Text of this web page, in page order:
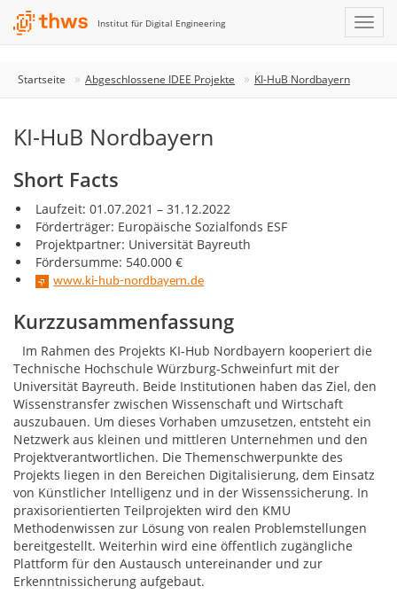
Institut für Digital Engineering
Startseite Abgeschlossene IDEE Projekte KI-HuB Nordbayern
KI-HuB Nordbayern
Short Facts
Laufzeit: 01.07.2021 – 31.12.2022
Förderträger: Europäische Sozialfonds ESF
Projektpartner: Universität Bayreuth
Fördersumme: 540.000 €
www.ki-hub-nordbayern.de
Kurzzusammenfassung
Im Rahmen des Projekts KI-Hub Nordbayern kooperiert die
Technische Hochschule Würzburg-Schweinfurt mit der
Universität Bayreuth. Beide Institutionen haben das Ziel, den
Wissenstransfer zwischen Wissenschaft und Wirtschaft
auszubauen. Um dieses Vorhaben umzusetzen, entsteht ein
Netzwerk aus kleinen und mittleren Unternehmen und den
Projektverantwortlichen. Die Themenschwerpunkte des
Projekts liegen in den Bereichen Digitalisierung, dem Einsatz
von Künstlicher Intelligenz und in der Wissenssicherung. In
praxisorientierten Teilprojekten wird den KMU
Methodenwissen zur Lösung von realen Problemstellungen
bereitgestellt. Weiterhin wird eine öffentlich zugängliche
Plattform für den Austausch untereinander und zur
Erkenntnissicherung aufgebaut.